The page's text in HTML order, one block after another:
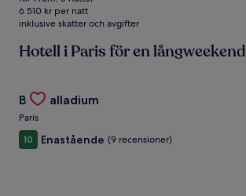
32 551 kr
36 785 kr,
se
information
6 510 kr per natt
inklusive skatter och avgifter
Hotell i Paris för en långweekend
Gallery
Carousel
Bus Palladium
Paris
10 Enastående (9 recensioner)